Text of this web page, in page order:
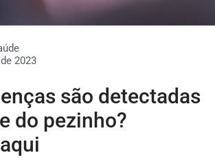
2023
são detectadas
do pezinho?